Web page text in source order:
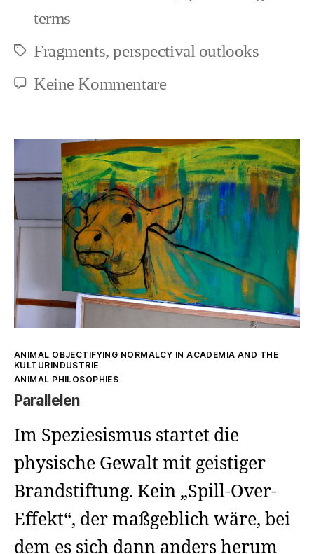
terms
Schlagwörter
Fragments,perspectival outlooks
Keine Kommentarezu
/
Community
and
Conflict
Kategorien
ANIMAL OBJECTIFYING NORMALCY IN ACADEMIA AND THE
KULTURINDUSTRIE
ANIMAL PHILOSOPHIES
Parallelen
Im Speziesismus startet die
physische Gewalt mit geistiger
Brandstiftung. Kein „Spill-Over-
Effekt“, der maßgeblich wäre, bei
dem es sich dann anders herum